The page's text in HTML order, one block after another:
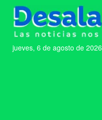
jueves, 6 de agosto de 2026